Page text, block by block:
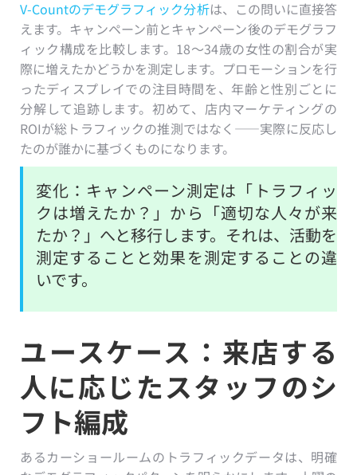
V-Countのデモグラフィック分析は、この問いに直接答
えます。キャンペーン前とキャンペーン後のデモグラフ
ィック構成を比較します。18〜34歳の女性の割合が実
際に増えたかどうかを測定します。プロモーションを行
ったディスプレイでの注目時間を、年齢と性別ごとに
分解して追跡します。初めて、店内マーケティングの
ROIが総トラフィックの推測ではなく——実際に反応し
たのが誰かに基づくものになります。
変化：キャンペーン測定は「トラフィッ
クは増えたか？」から「適切な人々が来
たか？」へと移行します。それは、活動を
測定することと効果を測定することの違
いです。
ユースケース：来店する
人に応じたスタッフのシ
フト編成
あるカーショールームのトラフィックデータは、明確